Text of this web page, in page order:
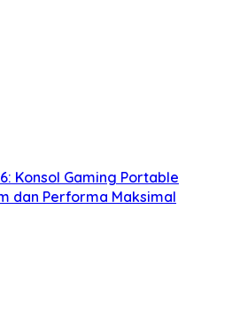
Konsol Gaming Portable
dan Performa Maksimal